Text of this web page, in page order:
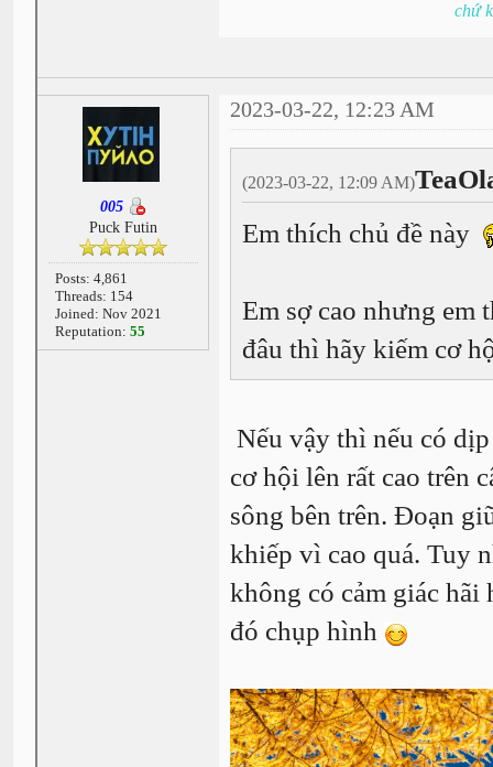
chứ
005
Puck Futin
Posts: 4,861
Threads: 154
Joined: Nov 2021
Reputation: 55
2023-03-22, 12:23 AM
(2023-03-22, 12:09 AM)
Em thích chủ đề này
Em sợ cao nhưng
đâu thì hãy kiếm cơ
Nếu vậy thì nếu có
cơ hội lên rất cao trên
sông bên trên. Đoạn
khiếp vì cao quá. Tuy
không có cảm giác
đó chụp hình